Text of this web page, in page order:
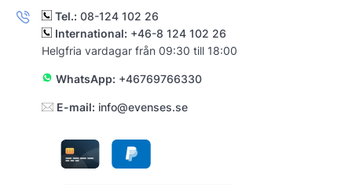
Tel.: 08-124 102 26
International: +46-8 124 102 26
Helgfria vardagar från 09:30 till 18:00
WhatsApp: +46769766330
E-mail: info@evenses.se